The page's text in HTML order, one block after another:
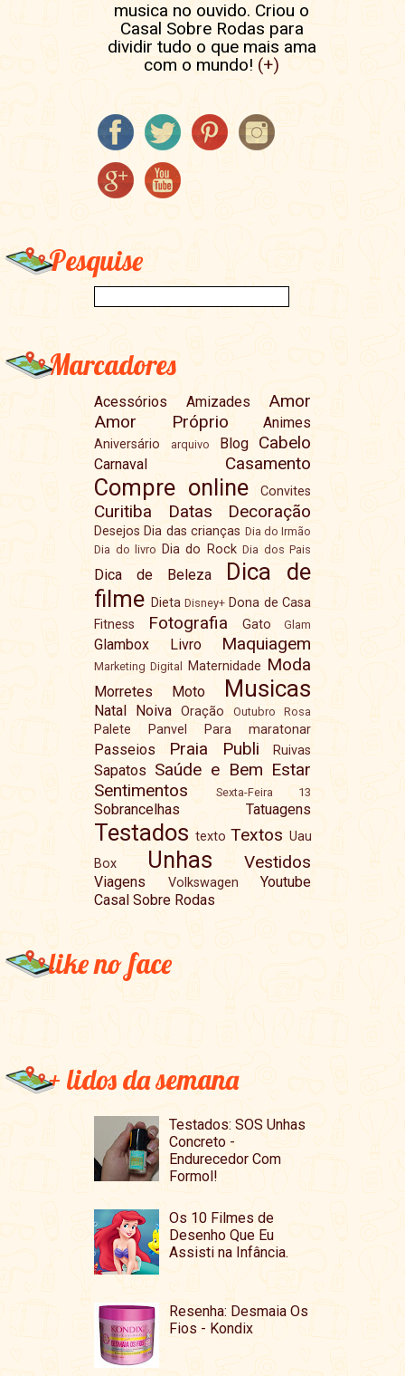
musica no ouvido. Criou o
Casal Sobre Rodas para
dividir tudo o que mais ama
com o mundo! (+)
Pesquise
Marcadores
Acessórios Amizades
Amor
Amor Próprio
Animes
Aniversário arquivo Blog Cabelo
Carnaval Casamento
Compre online Convites
Curitiba Datas Decoração
Desejos Dia das crianças Dia do Irmão
Dia do livro Dia do Rock Dia dos Pais
Dica de Beleza
Dica de
filme Dieta Disney+ Dona de Casa
Fitness
Fotografia Gato Glam
Glambox Livro Maquiagem
Marketing Digital Maternidade Moda
Morretes Moto Musicas
Natal Noiva Oração Outubro Rosa
Palete Panvel Para maratonar
Passeios Praia Publi Ruivas
Sapatos Saúde e Bem Estar
Sentimentos
Sexta-Feira 13
Sobrancelhas Tatuagens
Testados texto Textos Uau
Box
Unhas Vestidos
Viagens Volkswagen
Youtube
Casal Sobre Rodas
like no face
+ lidos da semana
Testados: SOS Unhas
Concreto -
Endurecedor Com
Formol!
Os 10 Filmes de
Desenho Que Eu
Assisti na Infância.
Resenha: Desmaia Os
Fios - Kondix